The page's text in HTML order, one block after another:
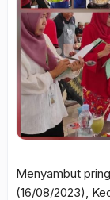
Menyambut
(16/08/2023),